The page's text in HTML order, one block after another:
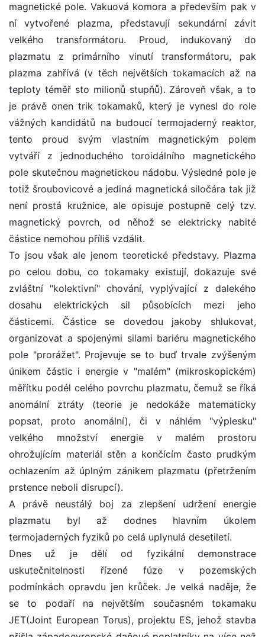
magnetické pole. Vakuová komora a především pak v
ní vytvořené plazma, představují sekundární závit
velkého transformátoru. Proud, indukovaný do
plazmatu z primárního vinutí transformátoru, pak
plazma zahřívá (v těch největších tokamacích až na
teploty téměř sto milionů stupňů). Zároveň však, a to
je právě onen trik tokamaků, který je vynesl do role
vážných kandidátů na budoucí termojaderný reaktor,
tento proud svým vlastním magnetickým polem
vytváří z jednoduchého toroidálního magnetického
pole skutečnou magnetickou nádobu. Výsledné pole je
totiž šroubovicové a jediná magnetická siločára tak již
není prostá kružnice, ale opisuje postupně celý tzv.
magnetický povrch, od něhož se elektricky nabité
částice nemohou příliš vzdálit.
To jsou však ale jenom teoretické představy. Plazma
po celou dobu, co tokamaky existují, dokazuje své
zvláštní "kolektivní" chování, vyplývající z dalekého
dosahu elektrických sil působících mezi jeho
částicemi. Částice se dovedou jakoby shlukovat,
organizovat a spojenými silami bariéru magnetického
pole "prorážet". Projevuje se to buď trvale zvýšeným
únikem částic i energie v "malém" (mikroskopickém)
měřítku podél celého povrchu plazmatu, čemuž se říká
anomální ztráty (teorie je nedokáže matematicky
popsat, proto anomální), či v náhlém "výplesku"
velkého množství energie v malém prostoru
ohrožujícím materiál stěn a končícím často prudkým
ochlazením až úplným zánikem plazmatu (přetržením
prstence neboli disrupcí).
A právě neustálý boj za zlepšení udržení energie
plazmatu byl až dodnes hlavním úkolem
termojaderných fyziků po celá uplynulá desetiletí.
Dnes už je dělí od fyzikální demonstrace
uskutečnitelnosti řízené fúze v pozemských
podmínkách opravdu jen krůček. Je velká naděje, že
se to podaří na největším současném tokamaku
JET(Joint European Torus), projektu ES, jehož stavba